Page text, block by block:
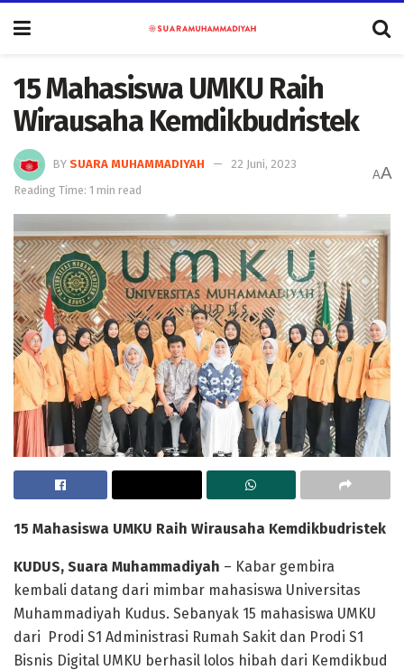
15 Mahasiswa UMKU Raih
Wirausaha Kemdikbudristek
BY SUARA MUHAMMADIYAH
22 Juni, 2023
Reading Time: 1 min read
AA
15 Mahasiswa UMKU Raih Wirausaha Kemdikbudristek
KUDUS, Suara Muhammadiyah – Kabar gembira
kembali datang dari mimbar mahasiswa Universitas
Muhammadiyah Kudus. Sebanyak 15 mahasiswa UMKU
dari Prodi S1 Administrasi Rumah Sakit dan Prodi S1
Bisnis Digital UMKU berhasil lolos hibah dari Kemdikbud